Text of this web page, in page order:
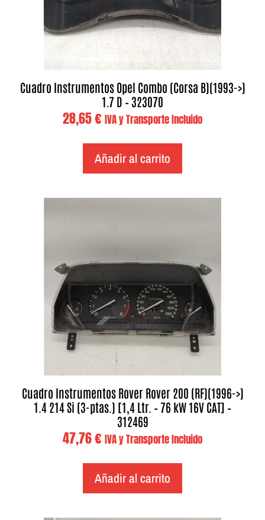
Cuadro Instrumentos Opel Combo (Corsa B)(1993->)
1.7 D – 323070
28,65€ IVA y Transporte Incluido
Añadir al carrito
Cuadro Instrumentos Rover Rover 200 (RF)(1996->)
1.4 214 Si (3-ptas.) [1,4 Ltr. – 76 kW 16V CAT] –
312469
47,76€ IVA y Transporte Incluido
Añadir al carrito